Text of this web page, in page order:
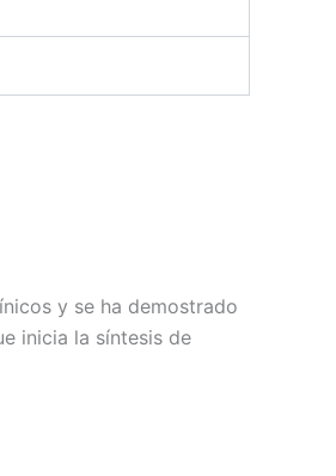
y se ha demostrado
inicia la síntesis de